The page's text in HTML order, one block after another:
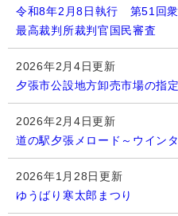
令和8年2月8日執行 第51回
最高裁判所裁判官国民審査
2026年2月4日更新
夕張市公設地方卸売市場の指
2026年2月4日更新
道の駅夕張メロード～ウイン
2026年1月28日更新
ゆうばり寒太郎まつり